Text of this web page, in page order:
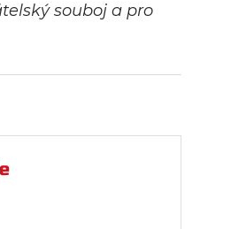
souboj a pro